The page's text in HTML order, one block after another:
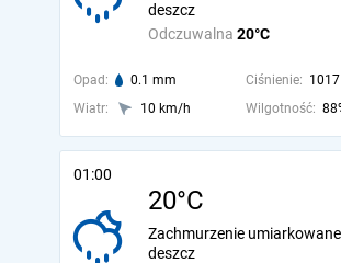
Odczuwalna 20°C
deszcz
Opad: 0.1 mm Ciśnienie:
Wiatr:
10 km/h Wilgotność:
01:00
20°C
Zachmurzenie
deszcz